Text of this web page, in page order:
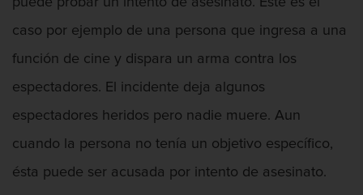
Presentación de Documentos Falsos
Robo de identidad
Delitos De Drogas
Fabricación de drogas
caso por ejemplo de una persona que ingresa a una
función de cine y dispara un arma contra los
espectadores. El incidente deja algunos
espectadores heridos pero nadie muere. Aun
cuando la persona no tenía un objetivo específico,
ésta puede ser acusada por intento de asesinato.